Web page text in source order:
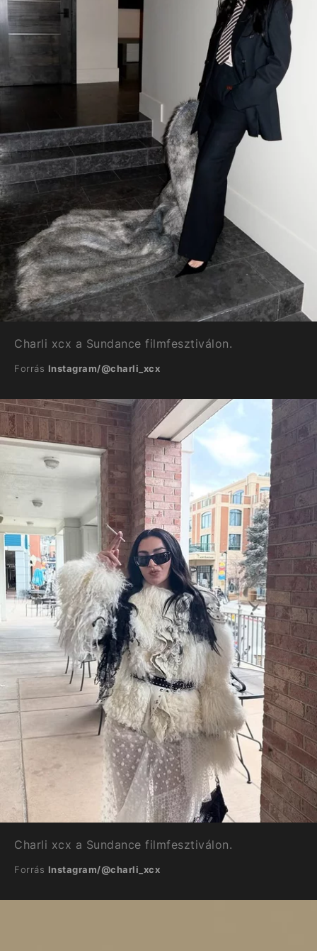
Charli xcx a Sundance filmfesztiválon.
Forrás Instagram/@charli_xcx
Charli xcx a Sundance filmfesztiválon.
Forrás Instagram/@charli_xcx